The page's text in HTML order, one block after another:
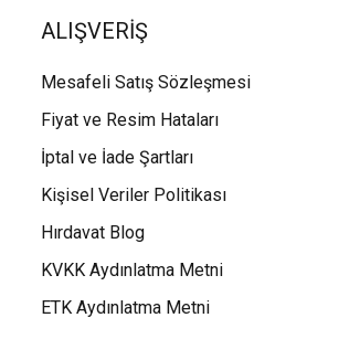
ALIŞVERİŞ
Mesafeli Satış Sözleşmesi
Fiyat ve Resim Hataları
İptal ve İade Şartları
Kişisel Veriler Politikası
Hırdavat Blog
KVKK Aydınlatma Metni
ETK Aydınlatma Metni